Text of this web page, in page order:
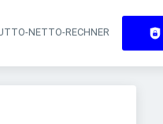
NETTO-RECHNER